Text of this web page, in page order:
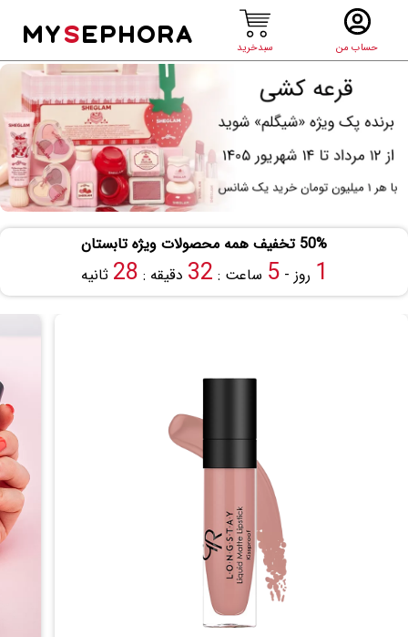
حساب من سبدخرید
MYSEPHORA
50% تخفیف همه محصولات ویژه تابستان
1 روز -5 ساعت : 32 دقیقه : 27 ثانیه